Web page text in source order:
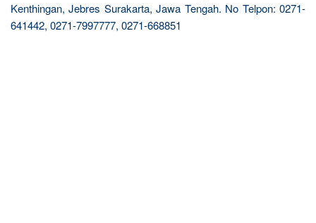
Kenthingan, Jebres Surakarta, Jawa Tengah. No Telpon: 0271-
641442, 0271-7997777, 0271-668851